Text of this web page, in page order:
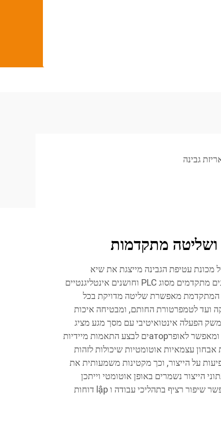
גבינה
ושליטה מתקדמות
עטיפת הגבינה מייצגת את שיא
טכנולוגיית האריזה, וכוללת שלטונים מתקדמים מסוג PLC וחושנים אינטליגנטיים
המתקדמת מאפשרת שליטה מדויקת בכל
ועד לטמפרטורת החותם, ומבטיחה איכות
הפעלה אינטואיטיבי עם מסך מגע מציג
פיקוח בזמן אמת של כל הפעולות, ומאפשר לאופרаторים לבצע התאמות מיידיות
עצמאיות אוטומטיות שיכולות לזהות
על הייצור, וכך מקטינות משמעותית את
הייצור נשמרים באופן אוטומטי וייתכן
לייצא אותם לצורך ניתוח, כדי לאפשר שיפור רציף בתהליכי עבודה ו lập דוחות